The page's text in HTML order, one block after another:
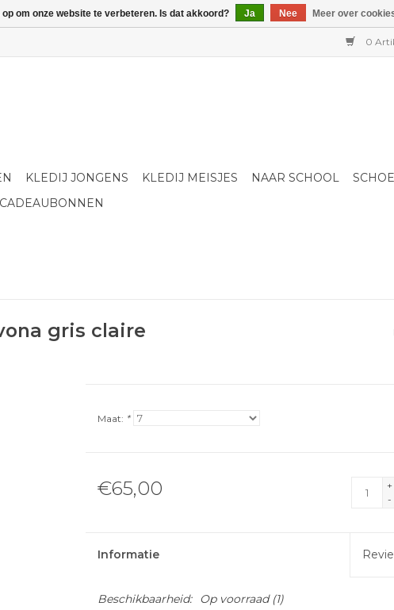
0
KLEDIJ JONGENS KLEDIJ MEISJES NAAR SCHOOL
CADEAUBONNEN
gris claire
Maat: *
€65,00
+
-
Informatie
Beschikbaarheid: Op voorraad(1)
om onze website te verbeteren. Is dat akkoord? Ja Nee Meer over